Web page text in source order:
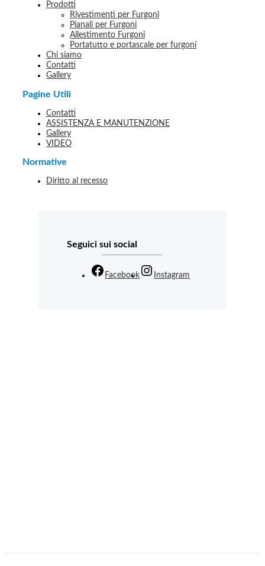
Prodotti
Rivestimenti per Furgoni
Pianali per Furgoni
Allestimento Furgoni
Portatutto e portascale per furgoni
Chi siamo
Contatti
Gallery
Pagine Utili
Contatti
ASSISTENZA E MANUTENZIONE
Gallery
VIDEO
Normative
Diritto al recesso
Seguici sui social
Facebook Instagram